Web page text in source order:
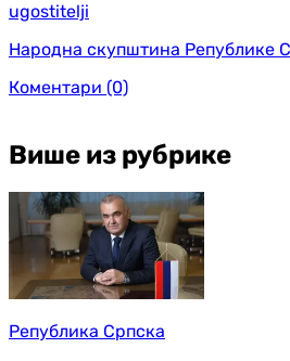
ugostitelji
Народна скупштина Републике
Коментари (0)
Више из рубрике
Република Српска